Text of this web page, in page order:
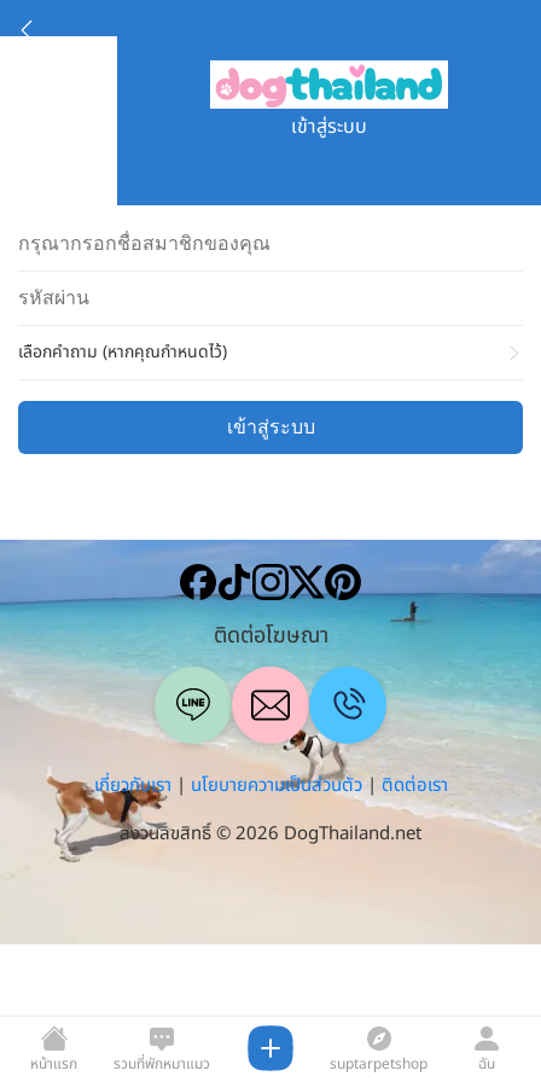
เข้าสู่ระบบ
เลือกคำถาม (หากคุณกำหนดไว้)
เข้าสู่ระบบ
หน้าแรก
รวมที่พักหมาแมว
suptarpetshop ฉัน
ติดต่อโฆษณา
เกี่ยวกับเรา | นโยบายความเป็นส่วนตัว| ติดต่อเรา
สงวนลิขสิทธิ์ © 2026 DogThailand.net